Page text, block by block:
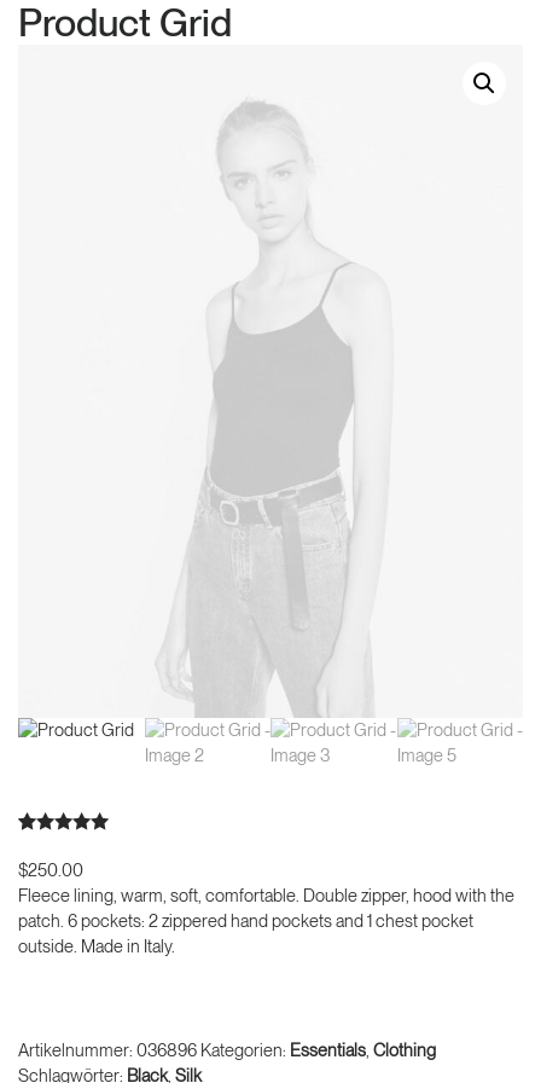
Product Grid
5.00von 5,
basierend
auf
Kundenbewertungen
$250.00
Fleece lining, warm, soft, comfortable. Double zipper, hood with the
patch. 6 pockets: 2 zippered hand pockets and 1 chest pocket
outside. Made in Italy.
Artikelnummer: 036896 Kategorien: Essentials, Clothing
Schlagwörter: Black, Silk